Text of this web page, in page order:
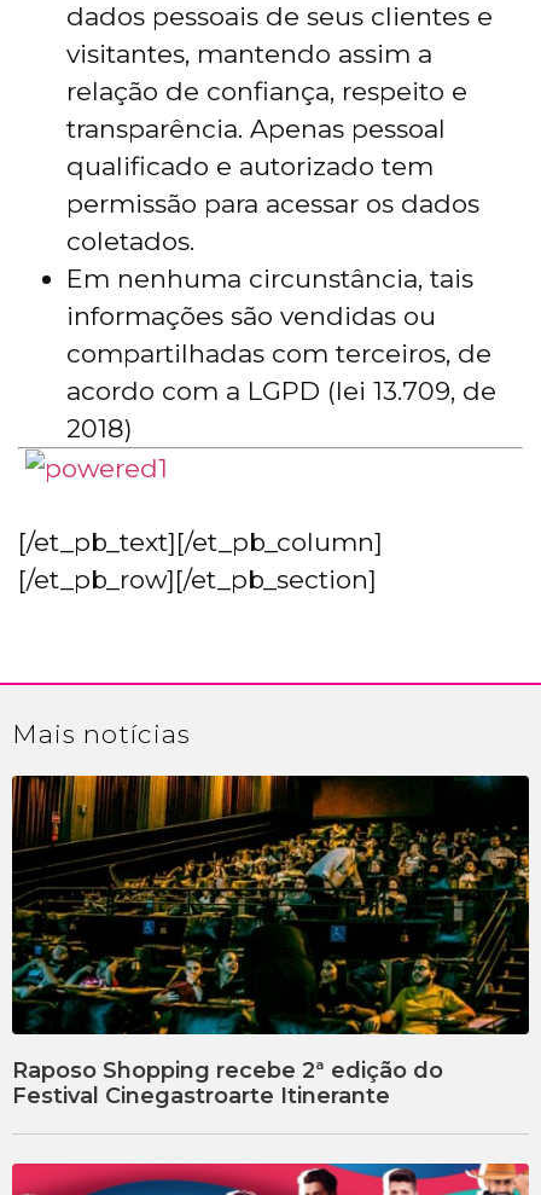
dados pessoais de seus clientes e
visitantes, mantendo assim a
relação de confiança, respeito e
transparência. Apenas pessoal
qualificado e autorizado tem
permissão para acessar os dados
coletados.
Em nenhuma circunstância, tais
informações são vendidas ou
compartilhadas com terceiros, de
acordo com a LGPD (lei 13.709, de
2018)
[/et_pb_text][/et_pb_column]
[/et_pb_row][/et_pb_section]
Mais notícias
Raposo Shopping recebe 2ª edição do
Festival Cinegastroarte Itinerante